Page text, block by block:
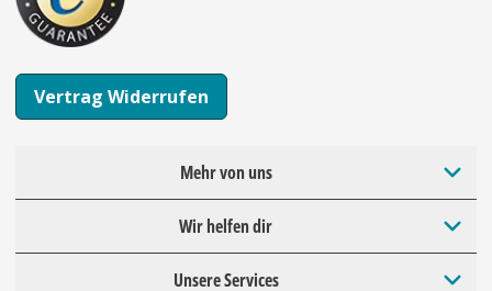
Vertrag Widerrufen
Mehr von uns
Wir helfen dir
Unsere Services